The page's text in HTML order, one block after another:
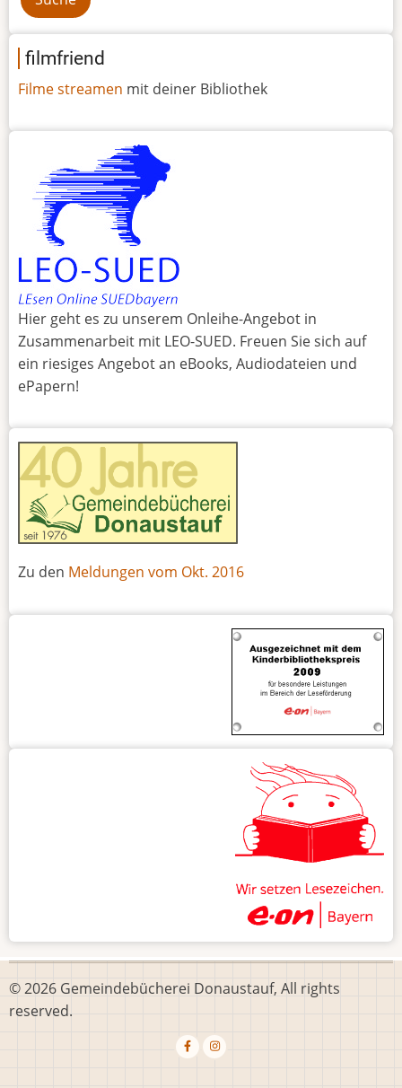
filmfriend
Filme streamen mit deiner Bibliothek
Hier geht es zu unserem Onleihe-Angebot in
Zusammenarbeit mit LEO-SUED. Freuen Sie sich auf
ein riesiges Angebot an eBooks, Audiodateien und
ePapern!
Zu den Meldungen vom Okt. 2016
© 2026 Gemeindebücherei Donaustauf, All rights
reserved.